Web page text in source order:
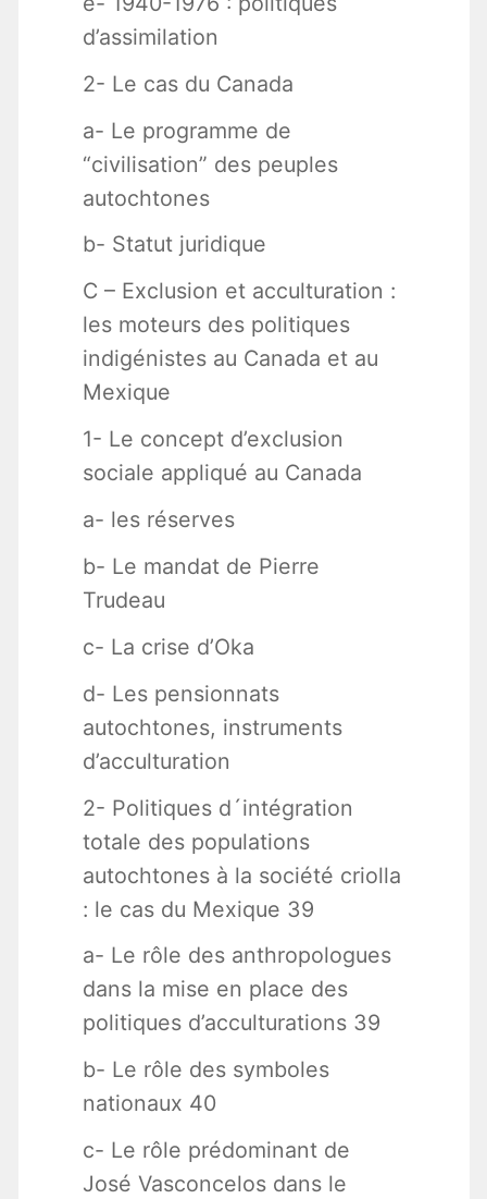
d’assimilation
2- Le cas du Canada
a- Le programme de
“civilisation” des peuples
autochtones
b- Statut juridique
C – Exclusion et acculturation :
les moteurs des politiques
indigénistes au Canada et au
Mexique
1- Le concept d’exclusion
sociale appliqué au Canada
a- les réserves
b- Le mandat de Pierre
Trudeau
c- La crise d’Oka
d- Les pensionnats
autochtones, instruments
d’acculturation
2- Politiques d´intégration
totale des populations
autochtones à la société criolla
: le cas du Mexique 39
a- Le rôle des anthropologues
dans la mise en place des
politiques d’acculturations 39
b- Le rôle des symboles
nationaux 40
c- Le rôle prédominant de
José Vasconcelos dans le